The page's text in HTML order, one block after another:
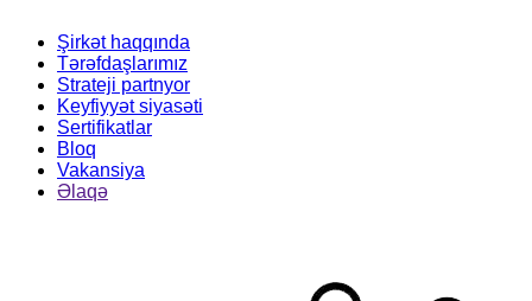
Şirkət haqqında
Tərəfdaşlarımız
Strateji partnyor
Keyfiyyət siyasəti
Sertifikatlar
Bloq
Vakansiya
Əlaqə